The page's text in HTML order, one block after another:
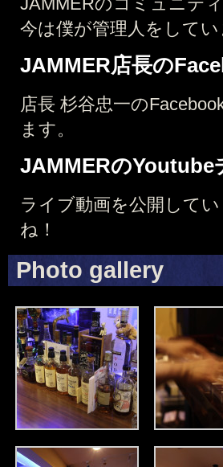
今は僕が管理人をしてい
JAMMER店長の
店長 杉谷忠一の
ます。
JAMMERのYoutube
ライブ動画を公開して
ね！
Photo gallery